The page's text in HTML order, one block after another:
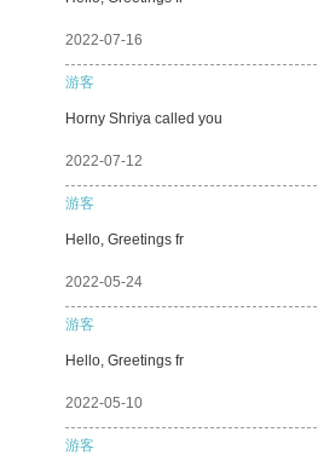
2022-07-16
游客
Horny Shriya called you
2022-07-12
游客
Hello, Greetings fr
2022-05-24
游客
Hello, Greetings fr
2022-05-10
游客